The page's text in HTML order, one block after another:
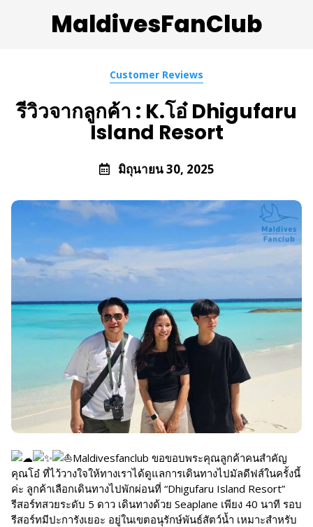
MaldivesFanClub
Customer Reviews
รีวิวจากลูกค้า : K.โอ๋ Dhigufaru
Island Resort
มิถุนายน 30, 2025
Maldivesfanclub ขอขอบพระคุณลูกค้าคนสำคัญ
คุณโอ๋ ที่ไว้วางใจให้ทางเราได้ดูแลการเดินทางไปมัลดีฟส์ในครั้งนี้
ค่ะ ลูกค้าเลือกเดินทางไปพักผ่อนที่ “Dhigufaru Island Resort”
รีสอร์ทสวยระดับ 5 ดาว เดินทางด้วย Seaplane เพียง 40 นาที รอบ
รีสอร์ทมีปะการังเยอะ อยู่ในเขตอนุรักษ์พันธ์สัตว์น้ำ เหมาะสำหรับ